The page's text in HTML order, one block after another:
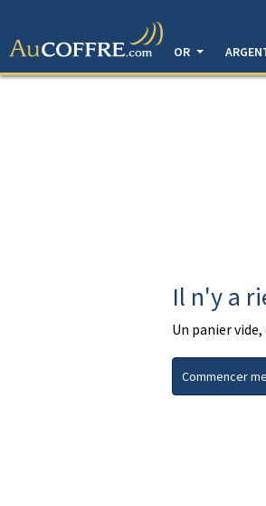
OR
Il n'y a
Un panier
Commencer